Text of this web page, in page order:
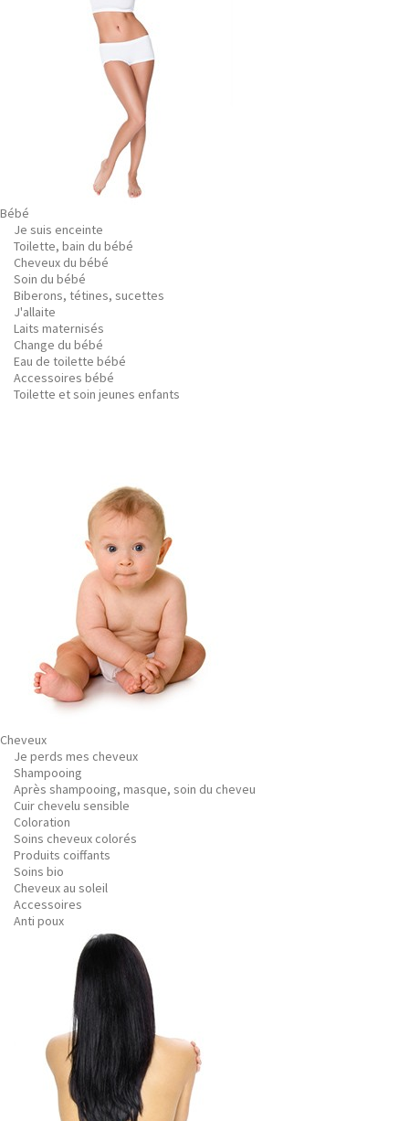
Bébé
Je suis enceinte
Toilette, bain du bébé
Cheveux du bébé
Soin du bébé
Biberons, tétines, sucettes
J'allaite
Laits maternisés
Change du bébé
Eau de toilette bébé
Accessoires bébé
Toilette et soin jeunes enfants
Cheveux
Je perds mes cheveux
Shampooing
Après shampooing, masque, soin du cheveu
Cuir chevelu sensible
Coloration
Soins cheveux colorés
Produits coiffants
Soins bio
Cheveux au soleil
Accessoires
Anti poux